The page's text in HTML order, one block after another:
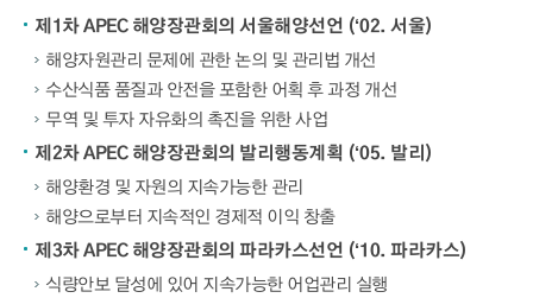
제1차 APEC 해양장관회의 서울해양선언 (‘02. 서울)
해양자원관리 문제에 관한 논의 및 관리법 개선
수산식품 품질과 안전을 포함한 어획 후 과정 개선
무역 및 투자 자유화의 촉진을 위한 사업
제2차 APEC 해양장관회의 발리행동계획 (‘05. 발리)
해양환경 및 자원의 지속가능한 관리
해양으로부터 지속적인 경제적 이익 창출
제3차 APEC 해양장관회의 파라카스선언 (‘10. 파라카스)
식량안보 달성에 있어 지속가능한 어업관리 실행